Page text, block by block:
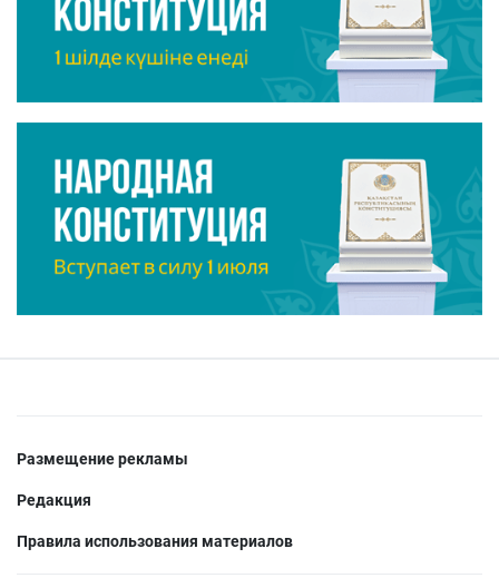
Размещение рекламы
Редакция
Правила использования материалов